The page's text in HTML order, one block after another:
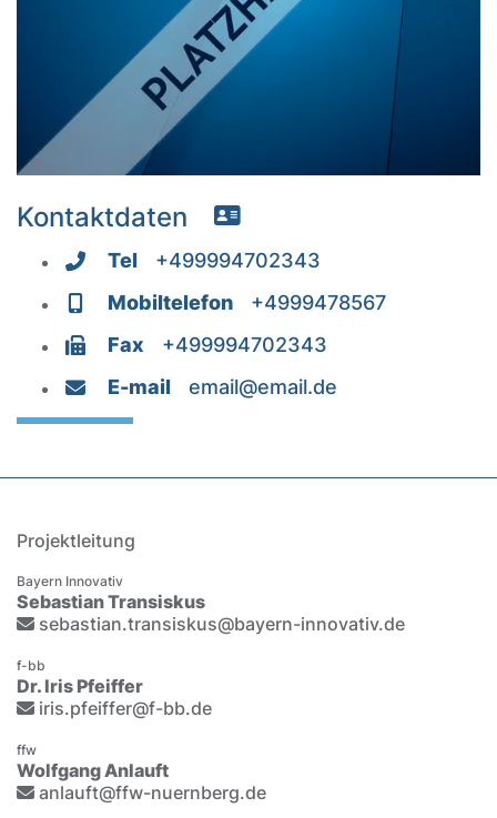
Kontaktdaten DOWNLOAD VCARD
Tel
+499994702343
Mobiltelefon
+4999478567
Fax
+499994702343
E-mail
email@email.de
Projektleitung
Bayern Innovativ
Sebastian Transiskus
sebastian.transiskus@bayern-innovativ.de
f-bb
Dr. Iris Pfeiffer
iris.pfeiffer@f-bb.de
ffw
Wolfgang Anlauft
anlauft@ffw-nuernberg.de